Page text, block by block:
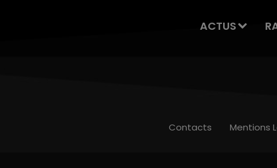
ACTUS
Contacts Mentions